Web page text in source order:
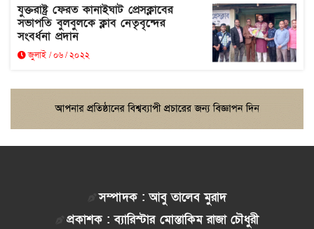
যুক্তরাষ্ট্র ফেরত কানাইঘাট প্রেসক্লাবের
সভাপতি বুলবুলকে ক্লাব নেতৃবৃন্দের
সংবর্ধনা প্রদান
জুলাই / ০৬ / ২০২২
সম্পাদক : আবু তালেব মুরাদ
প্রকাশক : ব্যারিস্টার মোস্তাকিম রাজা চৌধুরী